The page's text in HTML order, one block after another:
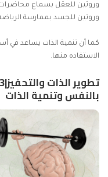
وروتين للعقل بسماع
وروتين للجسد بممارسة
كما أن تنمية الذات يساعد في
الاستفاده منها.
تطوير الذات والتحفيز|3 نقاط لا تغفل عنها تعزز
بالنفسوتنمية الذات